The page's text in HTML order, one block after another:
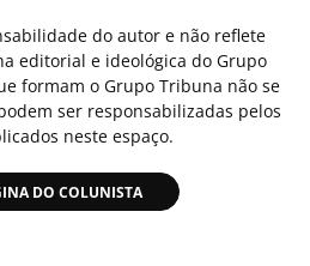
do autor e não reflete
editorial e ideológica do Grupo
formam o Grupo Tribuna não se
ser responsabilizadas pelos
neste espaço.
DO COLUNISTA